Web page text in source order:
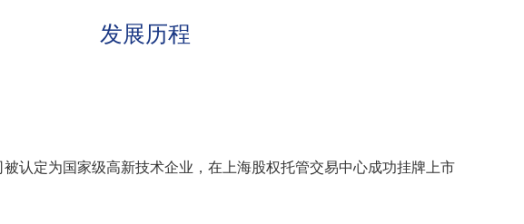
发展历程
研发制造高铁电力输送臂腕生产单元；畜牧系列化组合智能装备。